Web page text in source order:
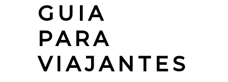
GUIA
PARA
VIAJANTES